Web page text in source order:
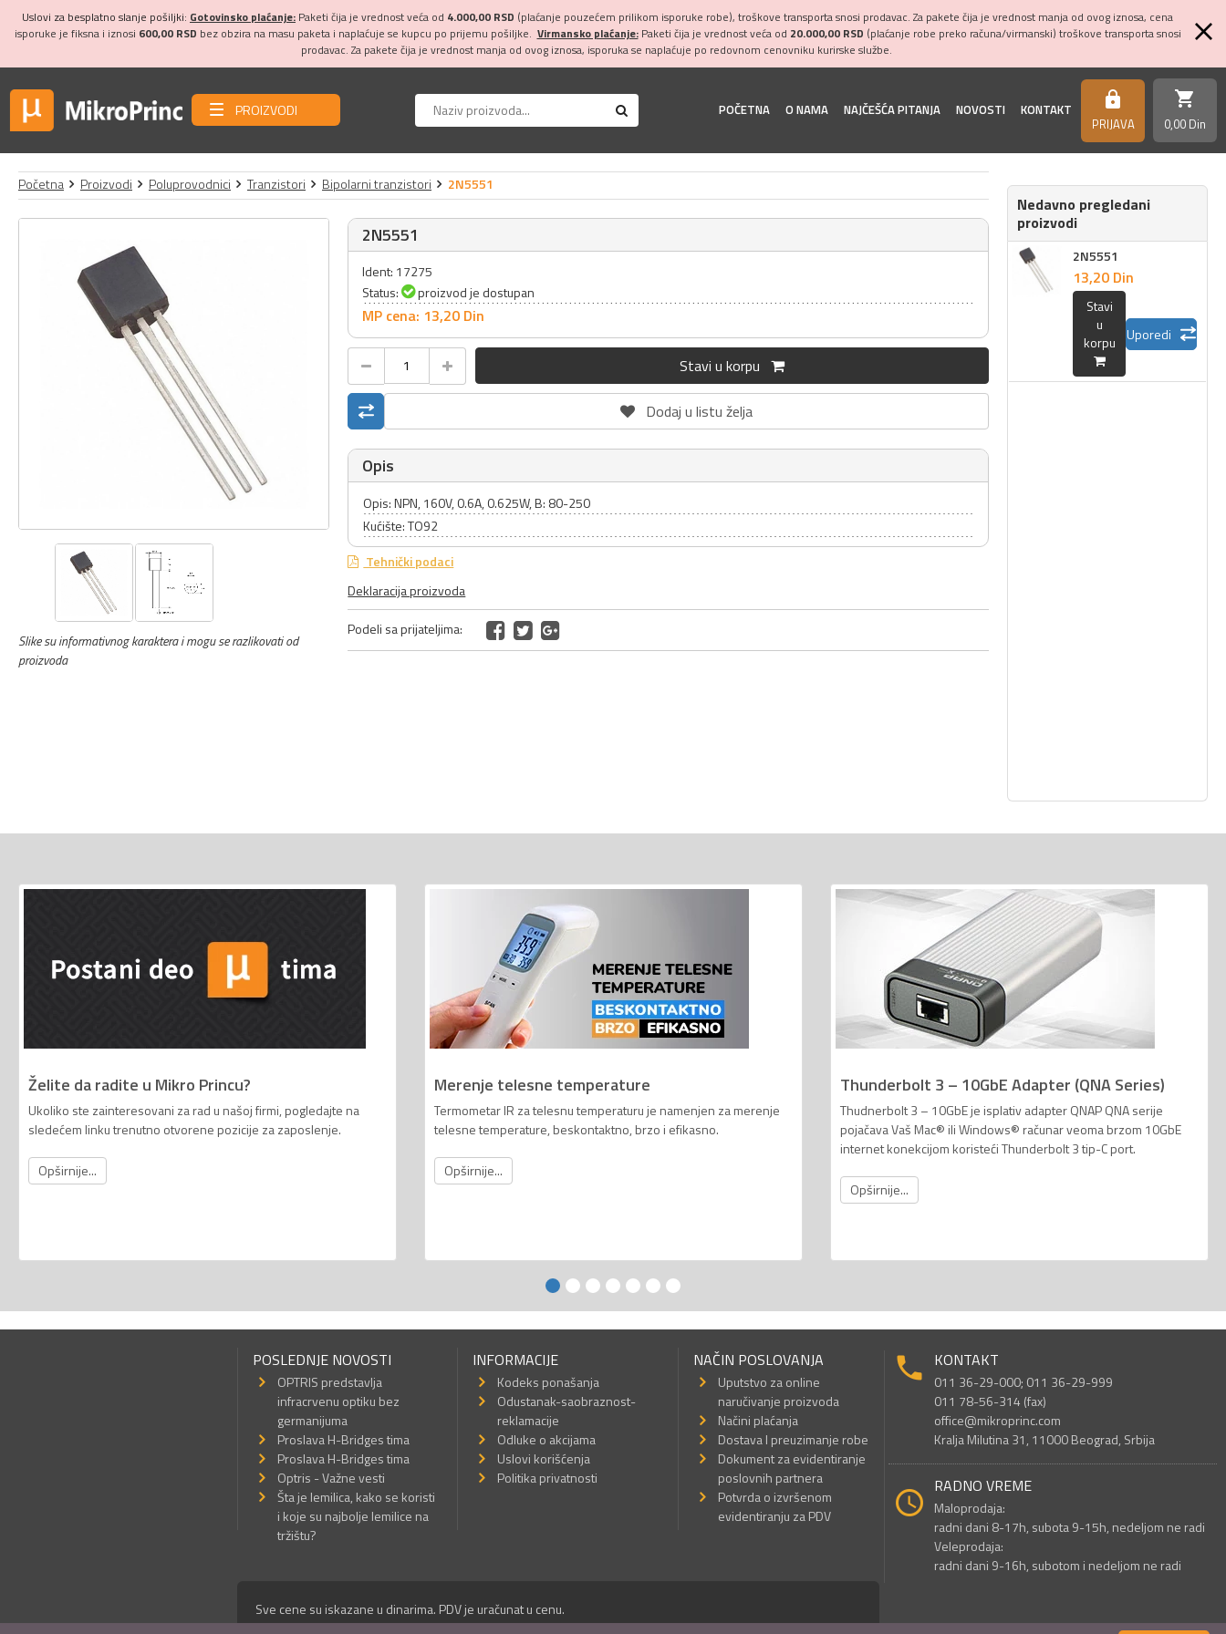
Uslovi za besplatno slanje pošiljki: Gotovinsko plaćanje: Paketi čija je vrednost veća od 4.000,00 RSD (plaćanje pouzećem prilikom isporuke robe), troškove transporta snosi prodavac. Za pakete čija je vrednost manja od ovog iznosa, cena
isporuke je fiksna i iznosi 600,00 RSD bez obzira na masu paketa i naplaćuje se kupcu po prijemu pošiljke. Virmansko plaćanje:Paketi čija je vrednost veća od 20.000,00 RSD (plaćanje robe preko računa/virmanski) troškove transporta snosi
prodavac. Za pakete čija je vrednost manja od ovog iznosa, isporuka se naplaćuje po redovnom cenovniku kurirske službe.
PROIZVODI POČETNA O NAMA NAJČEŠĆA PITANJA NOVOSTI KONTAKT https
PRIJAVA
shopping_cart
0,00 Din
Početna Proizvodi Poluprovodnici Tranzistori Bipolarni tranzistori 2N5551
Slike su informativnog karaktera i mogu se razlikovati od
proizvoda
2N5551
Ident: 17275
Status:
proizvod je dostupan
MP cena: 13,20 Din
Stavi u korpu
Dodaj u listu želja
Opis
Opis: NPN, 160V, 0.6A, 0.625W, B: 80-250
Kućište: TO92
Tehnički podaci
Deklaracija proizvoda
Podeli sa prijateljima:
Nedavno pregledani
proizvodi
2N5551
13,20 Din
Stavi
u
korpu
Uporedi
Želite da radite u Mikro Princu?
Ukoliko ste zainteresovani za rad u našoj firmi, pogledajte na
sledećem linku trenutno otvorene pozicije za zaposlenje.
Opširnije...
Merenje telesne temperature
Termometar IR za telesnu temperaturu je namenjen za merenje
telesne temperature, beskontaktno, brzo i efikasno.
Opširnije...
Thunderbolt 3 – 10GbE Adapter (QNA Series)
Thudnerbolt 3 – 10GbE je isplativ adapter QNAP QNA serije
pojačava Vaš Mac® ili Windows® računar veoma brzom 10GbE
internet konekcijom koristeći Thunderbolt 3 tip-C port.
Opširnije...
POSLEDNJE NOVOSTI
OPTRIS predstavlja
infracrvenu optiku bez
germanijuma
Proslava H-Bridges tima
Proslava H-Bridges tima
Optris - Važne vesti
Šta je lemilica, kako se koristi
i koje su najbolje lemilice na
tržištu?
INFORMACIJE
Kodeks ponašanja
Odustanak-saobraznost-
reklamacije
Odluke o akcijama
Uslovi korišćenja
Politika privatnosti
NAČIN POSLOVANJA
Uputstvo za online
naručivanje proizvoda
Načini plaćanja
Dostava I preuzimanje robe
Dokument za evidentiranje
poslovnih partnera
Potvrda o izvršenom
evidentiranju za PDV
KONTAKT
011 36-29-000; 011 36-29-999
011 78-56-314 (fax)
office@mikroprinc.com
Kralja Milutina 31, 11000 Beograd, Srbija
RADNO VREME
Maloprodaja:
radni dani 8-17h, subota 9-15h, nedeljom ne radi
Veleprodaja:
radni dani 9-16h, subotom i nedeljom ne radi
Sve cene su iskazane u dinarima. PDV je uračunat u cenu.
© Mikro Princ 1999 - 2026. Sva prava su zadržana.